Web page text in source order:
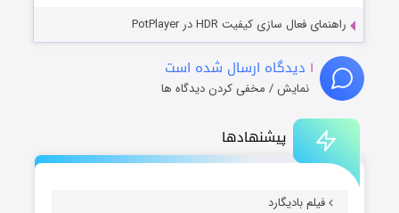
پیشنهادها
فیلم بادیگارد
راهنمای فعال سازی کیفیت HDR در PotPlayer
۱ دیدگاه ارسال شده است
نمایش / مخفی کردن دیدگاه ها